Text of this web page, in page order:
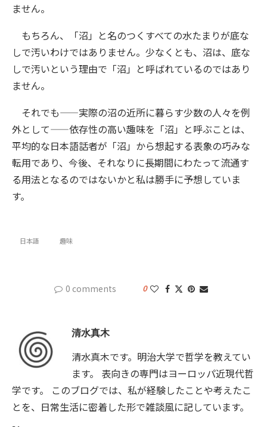
ません。
もちろん、「沼」と名のつくすべての水たまりが底な
しで汚いわけではありません。少なくとも、沼は、底な
しで汚いという理由で「沼」と呼ばれているのではあり
ません。
それでも——実際の沼の近所に暮らす少数の人々を例
外として——依存性の高い趣味を「沼」と呼ぶことは、
平均的な日本語話者が「沼」から想起する表象の巧みな
転用であり、今後、それなりに長期間にわたって流通す
る用法となるのではないかと私は勝手に予想していま
す。
日本語 趣味
0 comments 0
清水真木
清水真木です。明治大学で哲学を教えてい
ます。 表向きの専門はヨーロッパ近現代哲
学です。 このブログでは、私が経験したことや考えたこ
とを、日常生活に密着した形で雑談風に記しています。